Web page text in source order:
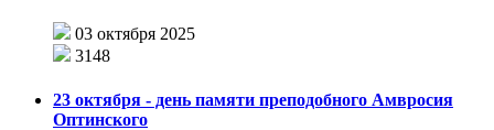
03 октября 2025
3148
23 октября - день памяти преподобного Амвросия
Оптинского